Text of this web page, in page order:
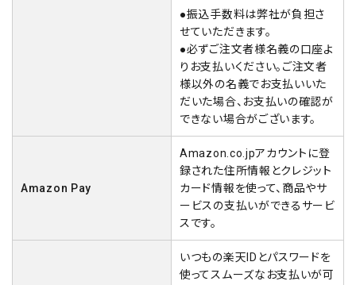
●振込手数料は弊社が負担さ
せていただきます。
●必ずご注文者様名義の口座よ
りお支払いください。ご注文者
様以外の名義でお支払いいた
だいた場合、お支払いの確認が
できない場合がございます。
Amazon Pay
Amazon.co.jpアカウントに登
録された住所情報とクレジット
カード情報を使って、商品やサ
ービスの支払いができるサービ
スです。
いつもの楽天IDとパスワードを
使ってスムーズなお支払いが可